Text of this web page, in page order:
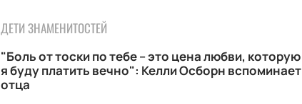
ДЕТИ ЗНАМЕНИТОСТЕЙ
"Боль от тоски по тебе – это цена любви, которую
я буду платить вечно": Келли Осборн вспоминает
отца